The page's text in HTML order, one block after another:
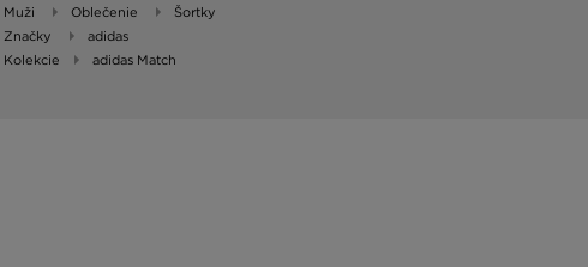
Muži Oblečenie
Šortky
Značky
adidas
Kolekcie
adidas Match